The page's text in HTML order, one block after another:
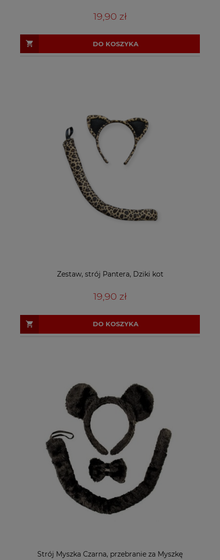
19,90 zł
DO KOSZYKA
Zestaw, strój Pantera, Dziki kot
19,90 zł
DO KOSZYKA
Strój Myszka Czarna, przebranie za Myszkę